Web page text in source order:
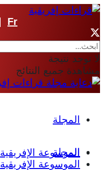
Fr
لا توجد نتيجة
مشاهدة جميع النتائج
المجلة
الموسوعة الإفريقية
المجلة
الموسوعة الإفريقية